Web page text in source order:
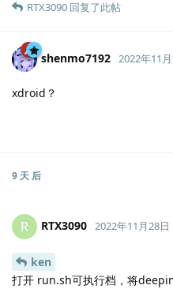
RTX3090 回复了此帖
shenmo7192 2022年11
xdroid？
9 天 后
R RTX3090 2022年11月28日
ken
打开 run.sh可执行档，将